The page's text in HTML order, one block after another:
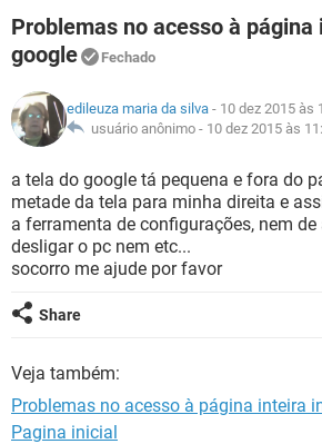
INSTAGRAM GMAIL
GUIA DE COMPRAS
OUTLOOK
GUIA DE COMPRAS
JOGOS
CELULAR
OUTLOOK EXCEL
INSTAGRAM
GUIA DE COMPRAS
FÓRUM
CELULAR
INSTAGRAM GMAIL
GUIA DE COMPRAS
GLOSSÁRIO
JOGOS
CELULAR
OUTLOOK EXCEL
INSTAGRAM
Problemas no acesso à
google
Fechado
edileuza maria da silva - 10 dez 2015 às
usuário anônimo - 10 dez 2015 às
a tela do google tá pequena e fora do
metade da tela para minha direita e
a ferramenta de configurações, nem
desligar o pc nem etc...
socorro me ajude por favor
Share
Veja também:
Problemas no acesso à página inteira
Pagina inicial